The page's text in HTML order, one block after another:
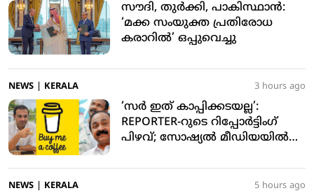
സൗദി, തുര്‍ക്കി, പാകിസ്ഥാന്‍:
‘മക്ക സംയുക്ത പ്രതിരോധ
കരാറില്‍’ ഒപ്പുവെച്ചു
NEWS KERALA 3 hours ago
‘സര്‍ ഇത് കാപ്പിക്കടയല്ല’:
REPORTER-റുടെ റിപ്പോര്‍ട്ടിംഗ്
പിഴവ്; സോഷ്യല്‍ മീഡിയയില്‍
NEWS KERALA 5 hours ago